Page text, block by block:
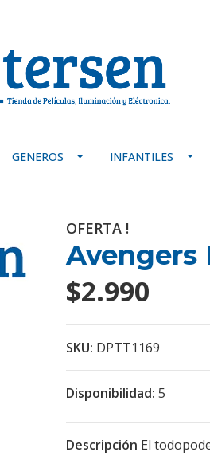
GENEROS INFANTILES
OFERTA !
$2.990
SKU: DPTT1169
Disponibilidad: 5
Descripción El